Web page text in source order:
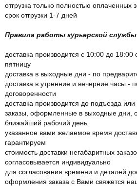
отгрузка только полностью оплаченных
срок отгрузки 1-7 дней
Правила работы курьерской
доставка производится с 10:00 до 18:00
пятницу
доставка в выходные дни - по
доставка в утренние и вечерние часы -
договоренности
доставка производится до подъезда
заказы, оформленные в выходные дни,
ближайший рабочий день
указанное вами желаемое время
гарантируем
стоимость доставки негабаритных
согласовывается индивидуально
для согласования времени и деталей
оформления заказа с Вами свяжется